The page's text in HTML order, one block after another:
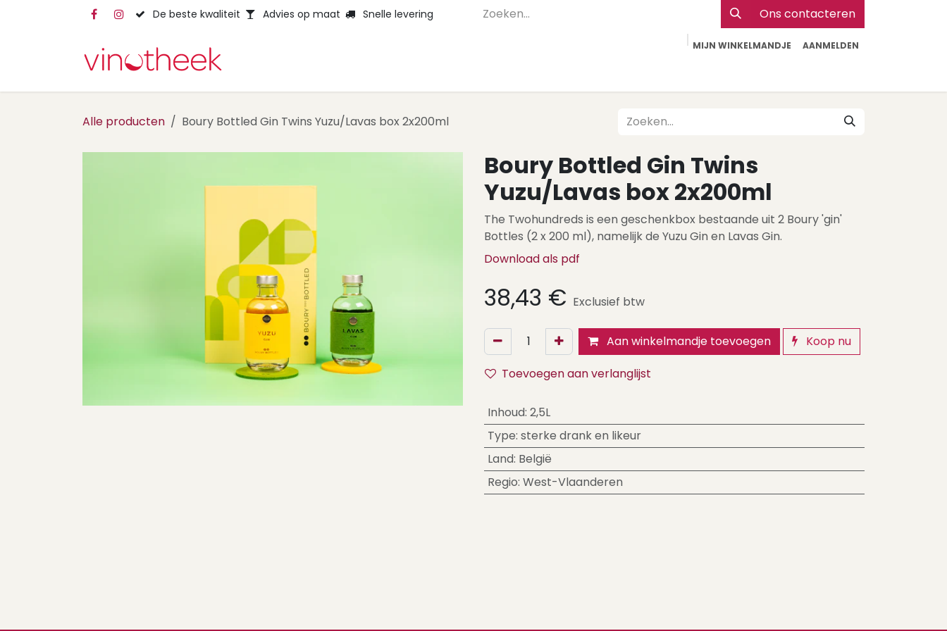
Overslaan naar inhoud De beste kwaliteit Advies op maat Snelle levering Ons contacteren
MIJN WINKELMANDJE AANMELDEN
Alle producten Boury Bottled Gin Twins Yuzu/Lavas box 2x200ml
Boury Bottled Gin Twins
Yuzu/Lavas box 2x200ml
The Twohundreds is een geschenkbox bestaande uit 2 Boury 'gin'
Bottles (2 x 200 ml), namelijk de Yuzu Gin en Lavas Gin.
Download als pdf
38,43 € Exclusief btw
Aan winkelmandje toevoegen
Koop nu
Toevoegen aan verlanglijst
Inhoud: 2,5L
Type: sterke drank en likeur
Land: België
Regio: West-Vlaanderen